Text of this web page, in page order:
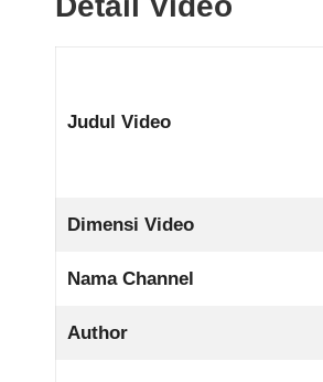
Judul Video
Dimensi Video
Nama Channel
Author